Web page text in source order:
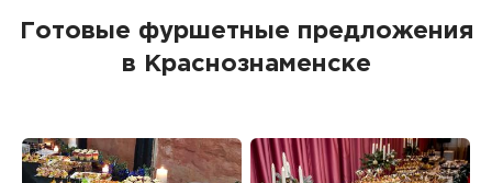
Готовые фуршетные предложения
в Краснознаменске